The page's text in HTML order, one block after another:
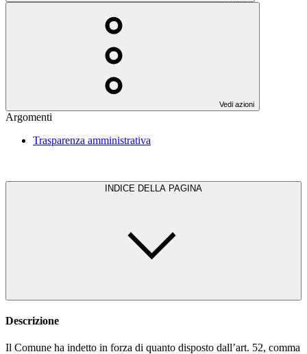
Vedi azioni
Argomenti
Trasparenza amministrativa
INDICE DELLA PAGINA
Descrizione
Il Comune ha indetto in forza di quanto disposto dall’art. 52, comma